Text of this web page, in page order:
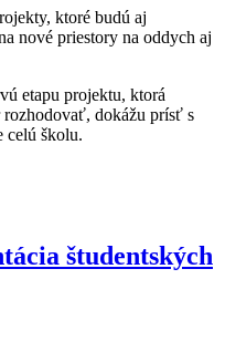
ktoré budú aj
nové priestory na oddych aj
etapu projektu, ktorá
rozhodovať, dokážu prísť s
celú školu.
študentských